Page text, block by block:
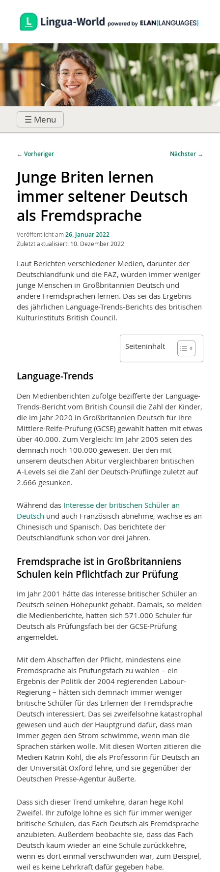
☰ Menu
Inhalt
springen
Inhalt
springen
Beitragsnavigation
← Vorheriger Nächster →
Junge Briten lernen
immer seltener Deutsch
als Fremdsprache
Veröffentlicht am26. Januar 2022
Zuletzt aktualisiert: 10. Dezember 2022
Laut Berichten verschiedener Medien, darunter der
Deutschlandfunk und die FAZ, würden immer weniger
junge Menschen in Großbritannien Deutsch und
andere Fremdsprachen lernen. Das sei das Ergebnis
des jährlichen Language-Trends-Berichts des britischen
Kulturinstituts British Council.
Seiteninhalt
Language-Trends
Den Medienberichten zufolge bezifferte der Language-
Trends-Bericht vom British Counsil die Zahl der Kinder,
die im Jahr 2020 in Großbritannien Deutsch für ihre
Mittlere-Reife-Prüfung (GCSE) gewählt hätten mit etwas
über 40.000. Zum Vergleich: Im Jahr 2005 seien des
demnach noch 100.000 gewesen. Bei den mit
unserem deutschen Abitur vergleichbaren britischen
A-Levels sei die Zahl der Deutsch-Prüflinge zuletzt auf
2.666 gesunken.
Während das Interesse der britischen Schüler an
Deutsch und auch Französisch abnehme, wachse es an
Chinesisch und Spanisch. Das berichtete der
Deutschlandfunk schon vor drei Jahren.
Fremdsprache ist in Großbritanniens
Schulen kein Pflichtfach zur Prüfung
Im Jahr 2001 hätte das Interesse britischer Schüler an
Deutsch seinen Höhepunkt gehabt. Damals, so melden
die Medienberichte, hätten sich 571.000 Schüler für
Deutsch als Prüfungsfach bei der GCSE-Prüfung
angemeldet.
Mit dem Abschaffen der Pflicht, mindestens eine
Fremdsprache als Prüfungsfach zu wählen – ein
Ergebnis der Politik der 2004 regierenden Labour-
Regierung – hätten sich demnach immer weniger
britische Schüler für das Erlernen der Fremdsprache
Deutsch interessiert. Das sei zweifelsohne katastrophal
gewesen und auch der Hauptgrund dafür, dass man
immer gegen den Strom schwimme, wenn man die
Sprachen stärken wolle. Mit diesen Worten zitieren die
Medien Katrin Kohl, die als Professorin für Deutsch an
der Universität Oxford lehre, und sie gegenüber der
Deutschen Presse-Agentur äußerte.
Dass sich dieser Trend umkehre, daran hege Kohl
Zweifel. Ihr zufolge lohne es sich für immer weniger
britische Schulen, das Fach Deutsch als Fremdsprache
anzubieten. Außerdem beobachte sie, dass das Fach
Deutsch kaum wieder an eine Schule zurückkehre,
wenn es dort einmal verschwunden war, zum Beispiel,
weil es keine Lehrkraft dafür gegeben habe.